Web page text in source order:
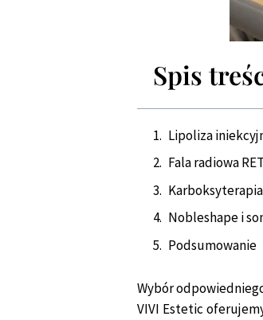
Spis
Lipoliza
Fala radiowa
Nobleshape i
Podsumowanie
Wybór
VIVI Estetic